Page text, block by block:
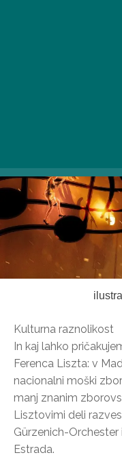
Kulturna raznolikost
In kaj lahko
Ferenca Liszta: v
nacionalni moški
manj znanim
Lisztovimi deli
Gürzenich-
Estrada.